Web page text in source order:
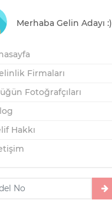
Merhaba Gelin Adayı :)
Firmaları
Fotoğrafçıları
Hakkı